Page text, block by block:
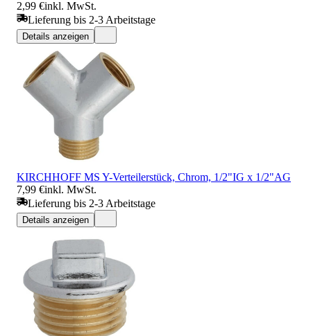
2,99 €inkl. MwSt.
Lieferung bis 2-3 Arbeitstage
Details anzeigen
KIRCHHOFF MS Y-Verteilerstück, Chrom, 1/2"IG x 1/2"AG
7,99 €inkl. MwSt.
Lieferung bis 2-3 Arbeitstage
Details anzeigen